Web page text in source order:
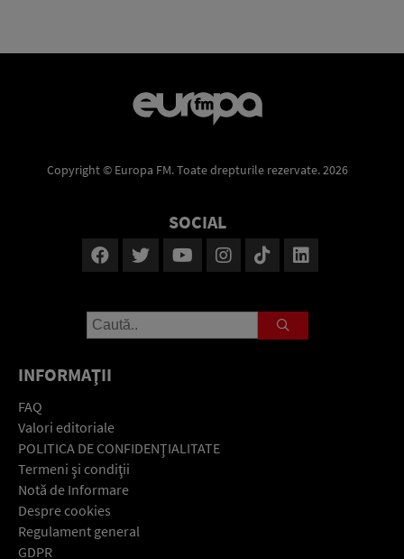
Copyright © Europa FM. Toate drepturile rezervate. 2026
SOCIAL
INFORMAŢII
FAQ
Valori editoriale
POLITICA DE CONFIDENŢIALITATE
Termeni şi condiţii
Notă de Informare
Despre cookies
Regulament general
GDPR